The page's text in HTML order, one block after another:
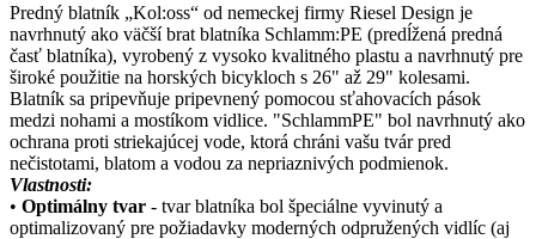
Predný blatník „Kol:oss“ od nemeckej firmy Riesel Design je
navrhnutý ako väčší brat blatníka Schlamm:PE (predĺžená predná
časť blatníka), vyrobený z vysoko kvalitného plastu a navrhnutý pre
široké použitie na horských bicykloch s 26" až 29" kolesami.
Blatník sa pripevňuje pripevnený pomocou sťahovacích pások
medzi nohami a mostíkom vidlice. "SchlammPE" bol navrhnutý ako
ochrana proti striekajúcej vode, ktorá chráni vašu tvár pred
nečistotami, blatom a vodou za nepriaznivých podmienok.
Vlastnosti:
• Optimálny tvar - tvar blatníka bol špeciálne vyvinutý a
optimalizovaný pre požiadavky moderných odpružených vidlíc (aj